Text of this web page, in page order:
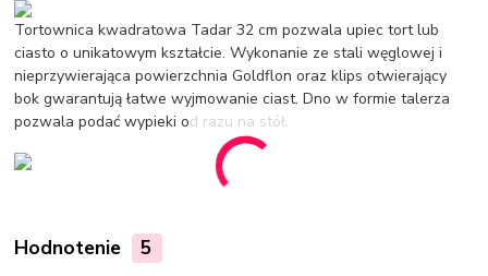
Tortownica kwadratowa Tadar 32 cm pozwala upiec tort lub
ciasto o unikatowym kształcie. Wykonanie ze stali węglowej i
nieprzywierająca powierzchnia Goldflon oraz klips otwierający
bok gwarantują łatwe wyjmowanie ciast. Dno w formie talerza
pozwala podać wypieki od razu na stół.
Hodnotenie 5